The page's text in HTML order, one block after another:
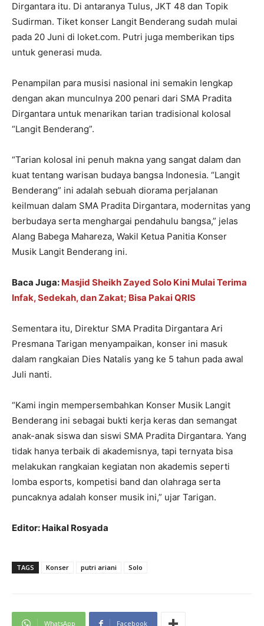
Dirgantara itu. Di antaranya Tulus, JKT 48 dan Topik
Sudirman. Tiket konser Langit Benderang sudah mulai
pada 20 Juni di loket.com. Putri juga memberikan tips
untuk generasi muda.
Penampilan para musisi nasional ini semakin lengkap
dengan akan munculnya 200 penari dari SMA Pradita
Dirgantara untuk menarikan tarian tradisional kolosal
“Langit Benderang”.
“Tarian kolosal ini penuh makna yang sangat dalam dan
kuat tentang warisan budaya bangsa Indonesia. “Langit
Benderang” ini adalah sebuah diorama perjalanan
keilmuan dalam SMA Pradita Dirgantara, modernitas yang
berbudaya serta menghargai pendahulu bangsa,” jelas
Alang Babega Mahareza, Wakil Ketua Panitia Konser
Musik Langit Benderang ini.
Baca Juga: Masjid Sheikh Zayed Solo Kini Mulai Terima
Infak, Sedekah, dan Zakat; Bisa Pakai QRIS
Sementara itu, Direktur SMA Pradita Dirgantara Ari
Presmana Tarigan menyampaikan, konser ini masuk
dalam rangkaian Dies Natalis yang ke 5 tahun pada awal
Juli nanti.
“Kami ingin mempersembahkan Konser Musik Langit
Benderang ini sebagai bukti kerja keras dan semangat
anak-anak siswa dan siswi SMA Pradita Dirgantara. Yang
tidak hanya terbaik di akademisnya, tapi ternyata bisa
melakukan rangkaian kegiatan non akademis seperti
lomba esports, kompetisi band dan olahraga serta
puncaknya adalah konser musik ini,” ujar Tarigan.
Editor: Haikal Rosyada
TAGS Konser putri ariani Solo
WhatsApp Facebook